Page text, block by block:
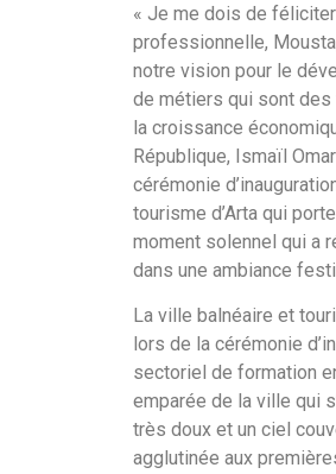
« Je me dois de
professionnelle,
notre vision pour le
de métiers qui sont des
la croissance
République, Ismaïl
cérémonie
tourisme d’Arta qui
moment solennel qui a
dans une ambiance
La ville balnéaire et
lors de la cérémonie
sectoriel de formation
emparée de la ville qui
très doux et un ciel
agglutinée aux